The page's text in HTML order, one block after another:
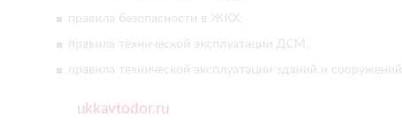
правила безопасности в ЖКХ;
правила технической эксплуатации ДСМ;
правила технической эксплуатации зданий и сооружений.
ukkavtodor.ru